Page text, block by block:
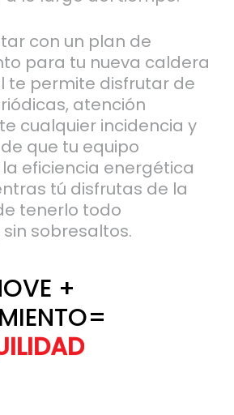
con un plan de
para tu nueva caldera
te permite disfrutar de
atención
cualquier incidencia y
que tu equipo
eficiencia energética
tú disfrutas de la
tenerlo todo
sobresaltos.